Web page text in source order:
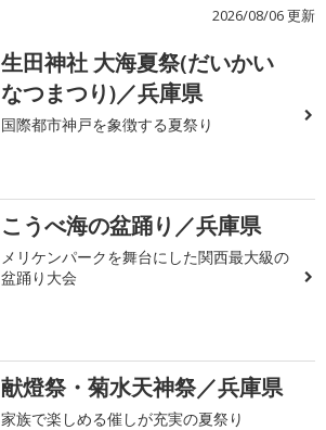
2026/08/06 更新
生田神社 大海夏祭(だいかい
なつまつり)／兵庫県
国際都市神戸を象徴する夏祭り
こうべ海の盆踊り／兵庫県
メリケンパークを舞台にした関西最大級の
盆踊り大会
献燈祭・菊水天神祭／兵庫県
家族で楽しめる催しが充実の夏祭り